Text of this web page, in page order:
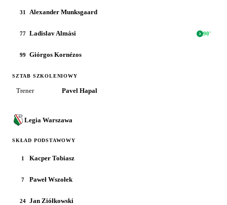
31 Alexander Munksgaard
77 Ladislav Almási 90'
99 Giórgos Kornézos
SZTAB SZKOLENIOWY
Trener Pavel Hapal
Legia Warszawa
SKŁAD PODSTAWOWY
1 Kacper Tobiasz
7 Paweł Wszołek
24 Jan Ziółkowski